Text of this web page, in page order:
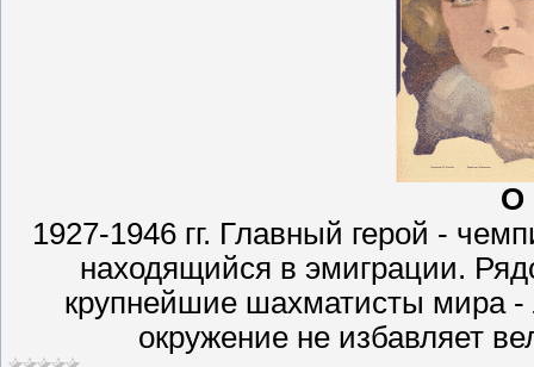
О
1927-1946 гг. Главный герой -
находящийся в эмиграции.
крупнейшие шахматисты мира -
окружение не избавляет